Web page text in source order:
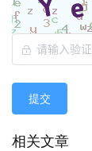
提交
相关文章